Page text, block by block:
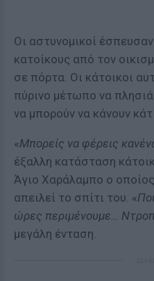
Οι αστυνομικοί
κατοίκους από τον
σε πόρτα. Οι κάτοικοι
πύρινο μέτωπο να
να μπορούν να κάνουν
«Μπορείς να φέρεις
έξαλλη κατάσταση
Άγιο Χαράλαμπο ο
απειλεί το σπίτι του. «
ώρες περιμένουμε…
μεγάλη ένταση.